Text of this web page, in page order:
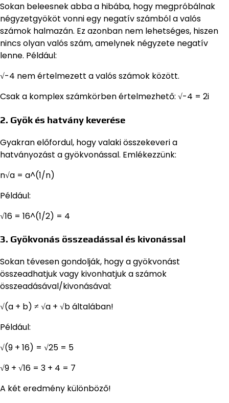
Sokan beleesnek abba a hibába, hogy megpróbálnak
négyzetgyököt vonni egy negatív számból a valós
számok halmazán. Ez azonban nem lehetséges, hiszen
nincs olyan valós szám, amelynek négyzete negatív
lenne. Például:
√-4 nem értelmezett a valós számok között.
Csak a komplex számkörben értelmezhető: √-4 = 2i
2. Gyök és hatvány keverése
Gyakran előfordul, hogy valaki összekeveri a
hatványozást a gyökvonással. Emlékezzünk:
n√a = a^(1/n)
Például:
√16 = 16^(1/2) = 4
3. Gyökvonás összeadással és kivonással
Sokan tévesen gondolják, hogy a gyökvonást
összeadhatjuk vagy kivonhatjuk a számok
összeadásával/kivonásával:
√(a + b) ≠ √a + √b általában!
Például:
√(9 + 16) = √25 = 5
√9 + √16 = 3 + 4 = 7
A két eredmény különböző!